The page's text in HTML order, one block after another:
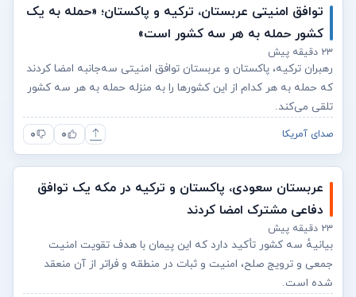
توافق امنیتی عربستان، ترکیه و پاکستان؛ «حمله به یک
کشور حمله به هر سه کشور است»
۲۳ دقیقه پیش
رهبران ترکیه، پاکستان و عربستان توافق امنیتی سه‌جانبه امضا کردند
که حمله به هر کدام از این کشورها را به منزله حمله به هر سه کشور
تلقی می‌کند.
صدای آمریکا ۰ ۰
عربستان سعودی، پاکستان و ترکیه در مکه یک توافق
دفاعی مشترک امضا کردند
۲۳ دقیقه پیش
بیانیهٔ سه کشور تأکید دارد که این پیمان با هدف تقویت امنیت
جمعی و ترویج صلح، امنیت و ثبات در منطقه و فراتر از آن منعقد
شده است.